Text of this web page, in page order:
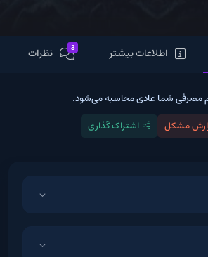
اطلاعات بیشتر 3 نظرات
مصرفی شما عادی محاسبه می‌شود.
مشکل
اشتراک گذاری